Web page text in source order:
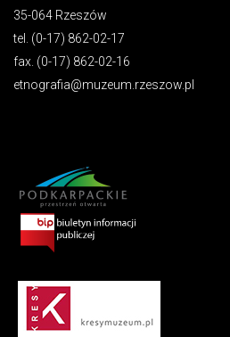
35-064 Rzeszów
tel. (0-17) 862-02-17
fax. (0-17) 862-02-16
etnografia@muzeum.rzeszow.pl